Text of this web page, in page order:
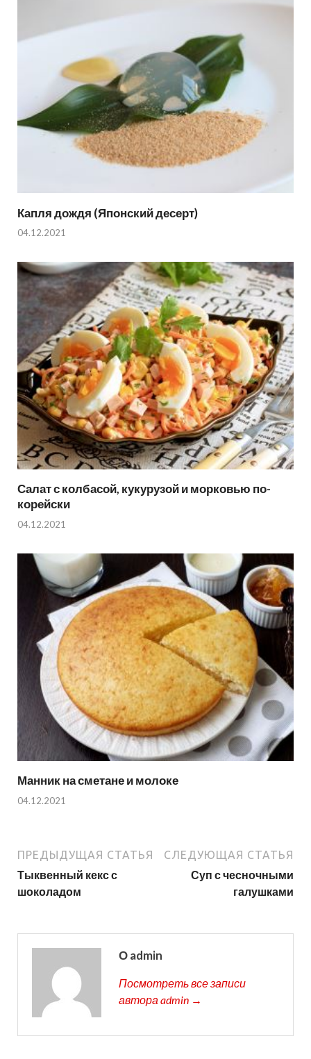
Капля дождя (Японский десерт)
04.12.2021
Салат с колбасой, кукурузой и морковью по-
корейски
04.12.2021
Манник на сметане и молоке
04.12.2021
ПРЕДЫДУЩАЯ СТАТЬЯ
Тыквенный кекс с
шоколадом
СЛЕДУЮЩАЯ СТАТЬЯ
Суп с чесночными
галушками
О admin
Посмотреть все записи
автора admin →